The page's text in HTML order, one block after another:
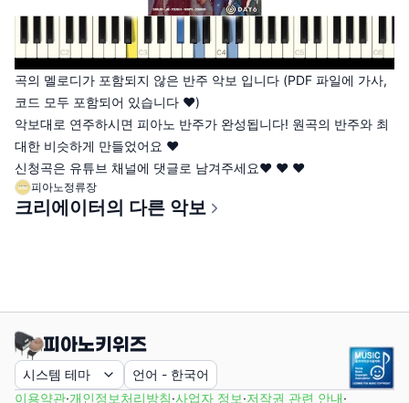
곡의 멜로디가 포함되지 않은 반주 악보 입니다 (PDF 파일에 가사,
코드 모두 포함되어 있습니다 ♥)
악보대로 연주하시면 피아노 반주가 완성됩니다! 원곡의 반주와 최
대한 비슷하게 만들었어요 ♥
신청곡은 유튜브 채널에 댓글로 남겨주세요♥ ♥ ♥
피아노정류장
크리에이터의 다른 악보
시스템 테마 언어 - 한국어
이용약관·개인정보처리방침·사업자 정보·저작권 관련 안내·